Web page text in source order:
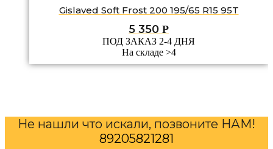
Gislaved Soft Frost 200 195/65 R15 95T
5 350 Р
ПОД ЗАКАЗ 2-4 ДНЯ
На складе >4
Не нашли что искали, позвоните НАМ!
89205821281